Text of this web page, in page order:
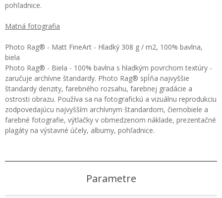
pohľadnice.
Matná fotografia
Photo Rag® - Matt FineArt - Hladký 308 g / m2, 100% bavlna,
biela
Photo Rag® - Biela - 100% bavlna s hladkým povrchom textúry -
zaručuje archívne štandardy. Photo Rag® spĺňa najvyššie
štandardy denzity, farebného rozsahu, farebnej gradácie a
ostrosti obrazu. Používa sa na fotografickú a vizuálnu reprodukciu
zodpovedajúcu najvyšším archívnym štandardom, čiernobiele a
farebné fotografie, výtlačky v obmedzenom náklade, prezentačné
plagáty na výstavné účely, albumy, pohľadnice.
Parametre